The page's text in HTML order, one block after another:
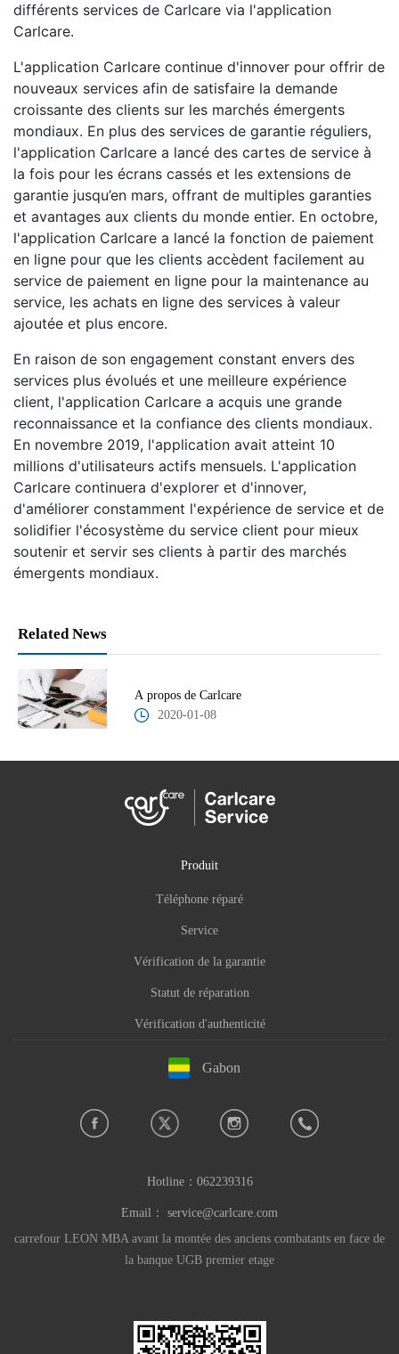
différents services de Carlcare via l'application
Carlcare.
L'application Carlcare continue d'innover pour offrir de
nouveaux services afin de satisfaire la demande
croissante des clients sur les marchés émergents
mondiaux. En plus des services de garantie réguliers,
l'application Carlcare a lancé des cartes de service à
la fois pour les écrans cassés et les extensions de
garantie jusqu’en mars, offrant de multiples garanties
et avantages aux clients du monde entier. En octobre,
l'application Carlcare a lancé la fonction de paiement
en ligne pour que les clients accèdent facilement au
service de paiement en ligne pour la maintenance au
service, les achats en ligne des services à valeur
ajoutée et plus encore.
En raison de son engagement constant envers des
services plus évolués et une meilleure expérience
client, l'application Carlcare a acquis une grande
reconnaissance et la confiance des clients mondiaux.
En novembre 2019, l'application avait atteint 10
millions d'utilisateurs actifs mensuels. L'application
Carlcare continuera d'explorer et d'innover,
d'améliorer constamment l'expérience de service et de
solidifier l'écosystème du service client pour mieux
soutenir et servir ses clients à partir des marchés
émergents mondiaux.
Related News
A propos de Carlcare
2020-01-08
Produit
Téléphone réparé
Service
Vérification de la garantie
Statut de réparation
Vérification d'authenticité
Gabon
Hotline： 062239316
Email： service@carlcare.com
carrefour LEON MBA avant la montée des anciens combatants en face de
la banque UGB premier etage